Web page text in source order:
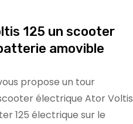
125 un scooter
amovible
propose un tour
électrique Ator Voltis
125 électrique sur le